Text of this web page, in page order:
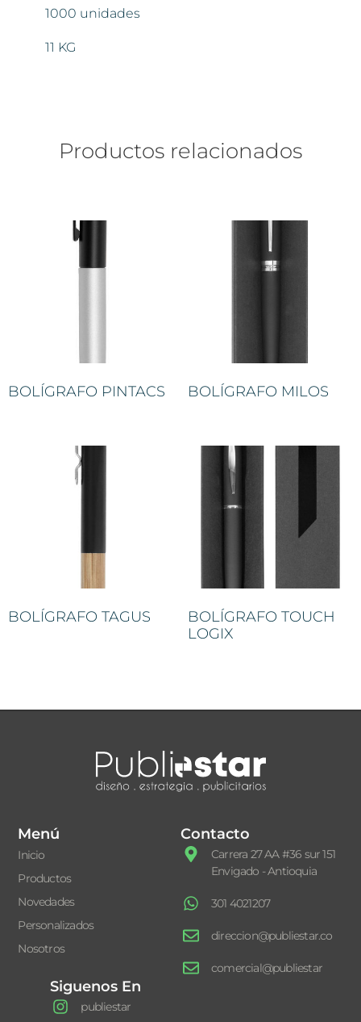
1000 unidades
11 KG
Productos relacionados
BOLÍGRAFO PINTACS BOLÍGRAFO MILOS
BOLÍGRAFO TAGUS
BOLÍGRAFO TOUCH
LOGIX
Menú
Inicio
Productos
Novedades
Personalizados
Nosotros
Contacto
Carrera 27 AA #36 sur 151
Envigado - Antioquia
301 4021207
direccion@publiestar.co
comercial@publiestar
Siguenos En
publiestar